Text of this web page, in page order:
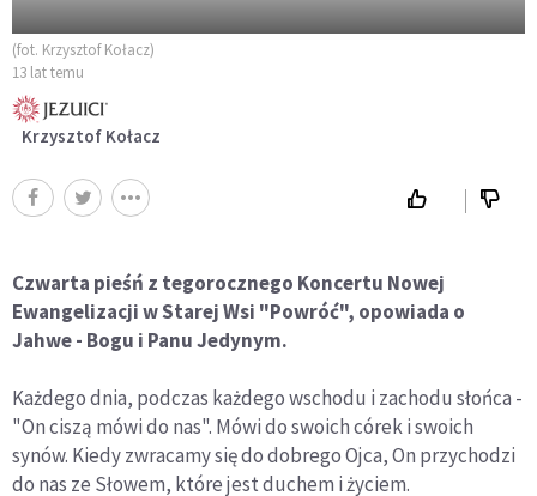
(fot. Krzysztof Kołacz)
13 lat temu
Krzysztof Kołacz
Czwarta pieśń z tegorocznego Koncertu Nowej
Ewangelizacji w Starej Wsi "Powróć", opowiada o
Jahwe - Bogu i Panu Jedynym.
Każdego dnia, podczas każdego wschodu i zachodu słońca -
"On ciszą mówi do nas". Mówi do swoich córek i swoich
synów. Kiedy zwracamy się do dobrego Ojca, On przychodzi
do nas ze Słowem, które jest duchem i życiem.